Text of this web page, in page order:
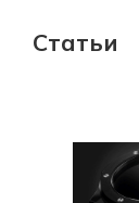
Статьи